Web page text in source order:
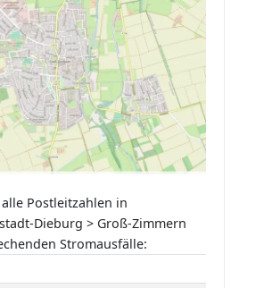
Postleitzahlen in
Dieburg > Groß-Zimmern
Stromausfälle: